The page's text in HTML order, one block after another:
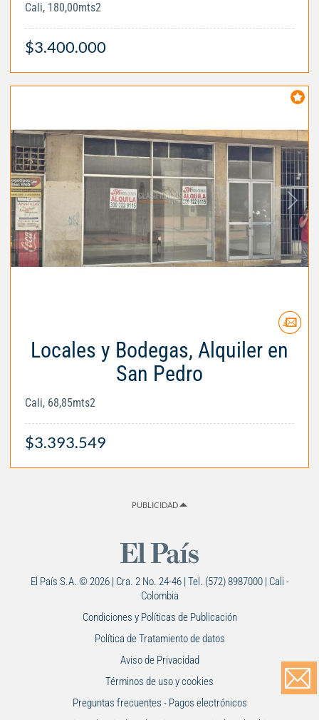
Cali, 180,00mts2
$3.400.000
Locales y Bodegas, Alquiler en
San Pedro
Cali, 68,85mts2
$3.393.549
PUBLICIDAD
El País S.A. © 2026 | Cra. 2 No. 24-46 | Tel. (572) 8987000 | Cali -
Colombia
Condiciones y Políticas de Publicación
Política de Tratamiento de datos
Aviso de Privacidad
Términos de uso y cookies
Preguntas frecuentes - Pagos electrónicos